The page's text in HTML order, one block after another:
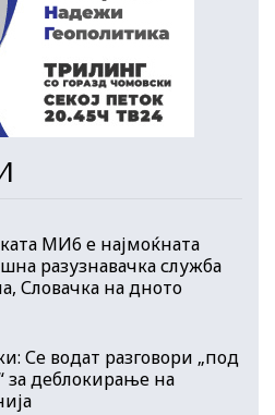
МИ6 е најмоќната
разузнавачка служба
Словачка на дното
Се водат разговори „под
за деблокирање на